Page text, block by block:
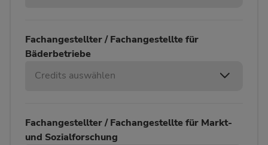
Fachangestellter / Fachangestellte für
Bäderbetriebe
Credits auswählen
Fachangestellter / Fachangestellte für Markt-
und Sozialforschung